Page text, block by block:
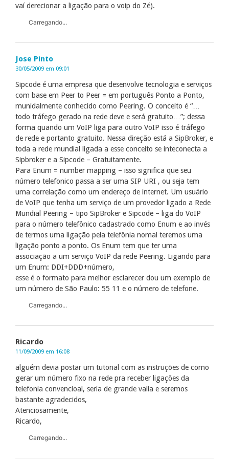
vaí derecionar a ligação para o voip do Zé).
Carregando...
Jose Pinto
30/05/2009 em 09:01
Sipcode é uma empresa que desenvolve tecnologia e serviços
com base em Peer to Peer = em português Ponto a Ponto,
munidalmente conhecido como Peering. O conceito é “…
todo tráfego gerado na rede deve e será gratuito…”; dessa
forma quando um VoIP liga para outro VoIP isso é tráfego
de rede e portanto gratuito. Nessa direção está a SipBroker, e
toda a rede mundial ligada a esse conceito se inteconecta a
Sipbroker e a Sipcode – Gratuitamente.
Para Enum = number mapping – isso significa que seu
número telefonico passa a ser uma SIP URI , ou seja tem
uma correlação como um endereço de internet. Um usuário
de VoIP que tenha um serviço de um provedor ligado a Rede
Mundial Peering – tipo SipBroker e Sipcode – liga do VoIP
para o número telefônico cadastrado como Enum e ao invés
de termos uma ligação pela telefônia nomal teremos uma
ligação ponto a ponto. Os Enum tem que ter uma
associação a um serviço VoIP da rede Peering. Ligando para
um Enum: DDI+DDD+número,
esse é o formato para melhor esclarecer dou um exemplo de
um número de São Paulo: 55 11 e o número de telefone.
Carregando...
Ricardo
11/09/2009 em 16:08
alguém devia postar um tutorial com as instruções de como
gerar um número fixo na rede pra receber ligações da
telefonia convencioal, seria de grande valia e seremos
bastante agradecidos,
Atenciosamente,
Ricardo,
Carregando...